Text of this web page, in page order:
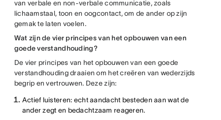
van verbale en non-verbale communicatie, zoals
lichaamstaal, toon en oogcontact, om de ander op zijn
gemak te laten voelen.
Wat zijn de vier principes van het opbouwen van een
goede verstandhouding?
De vier principes van het opbouwen van een goede
verstandhouding draaien om het creëren van wederzijds
begrip en vertrouwen. Deze zijn:
Actief luisteren: echt aandacht besteden aan wat de
ander zegt en bedachtzaam reageren.